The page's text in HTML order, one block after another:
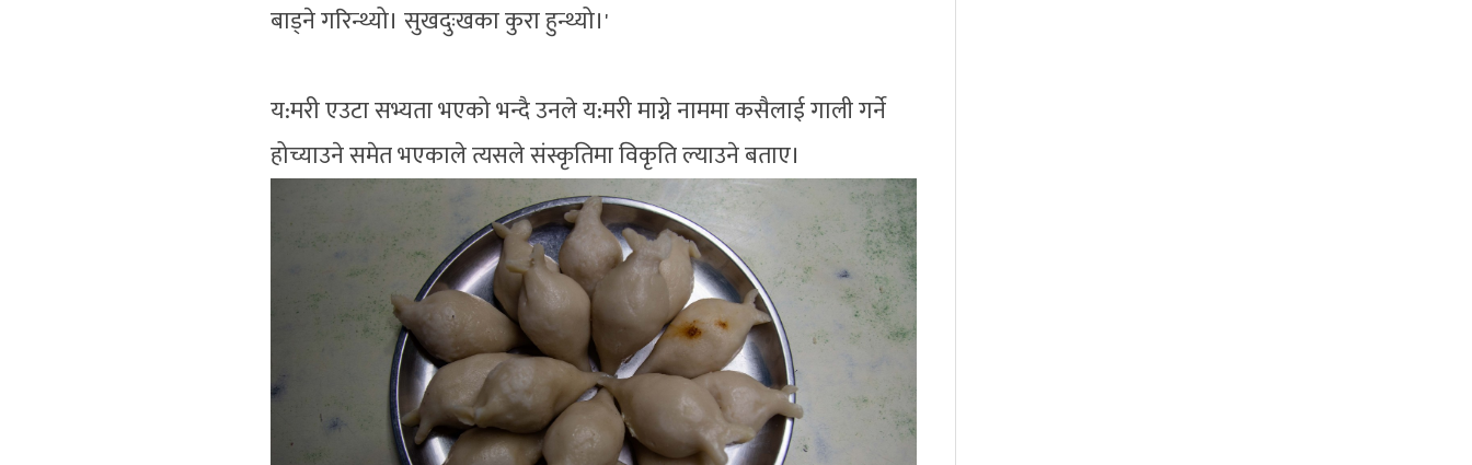
बाड्ने गरिन्थ्यो। सुखदुःखका कुरा हुन्थ्यो।'
य:मरी एउटा सभ्यता भएको भन्दै उनले य:मरी माग्ने नाममा कसैलाई गाली गर्ने
होच्याउने समेत भएकाले त्यसले संस्कृतिमा विकृति ल्याउने बताए।